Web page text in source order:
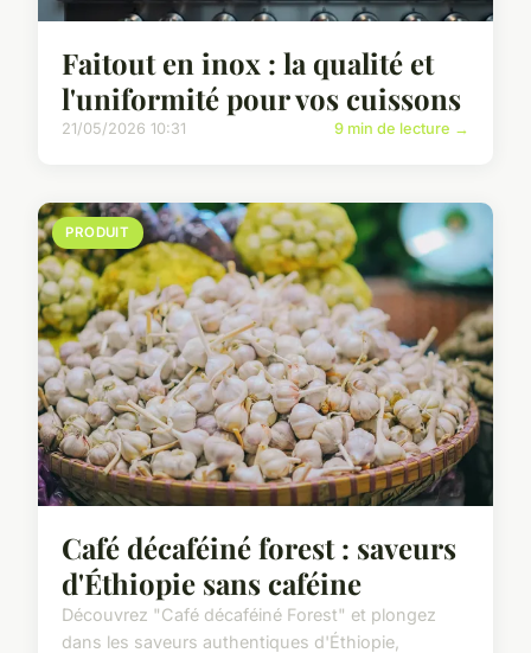
Faitout en inox : la qualité et
l'uniformité pour vos cuissons
21/05/2026 10:31 9 min de lecture →
PRODUIT
Café décaféiné forest : saveurs
d'Éthiopie sans caféine
Découvrez "Café décaféiné Forest" et plongez
dans les saveurs authentiques d'Éthiopie,